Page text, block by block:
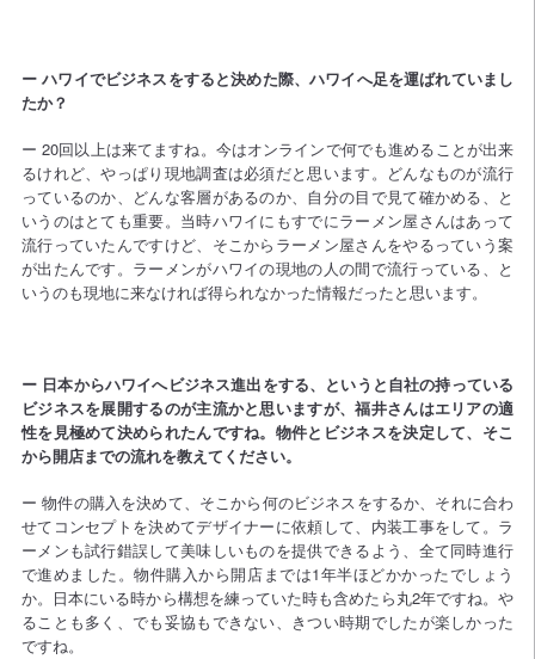
ー ハワイでビジネスをすると決めた際、ハワイへ足を運ばれていまし
たか？
ー 20回以上は来てますね。今はオンラインで何でも進めることが出来
るけれど、やっぱり現地調査は必須だと思います。どんなものが流行
っているのか、どんな客層があるのか、自分の目で見て確かめる、と
いうのはとても重要。当時ハワイにもすでにラーメン屋さんはあって
流行っていたんですけど、そこからラーメン屋さんをやるっていう案
が出たんです。ラーメンがハワイの現地の人の間で流行っている、と
いうのも現地に来なければ得られなかった情報だったと思います。
ー 日本からハワイへビジネス進出をする、というと自社の持っている
ビジネスを展開するのが主流かと思いますが、福井さんはエリアの適
性を見極めて決められたんですね。物件とビジネスを決定して、そこ
から開店までの流れを教えてください。
ー 物件の購入を決めて、そこから何のビジネスをするか、それに合わ
せてコンセプトを決めてデザイナーに依頼して、内装工事をして。ラ
ーメンも試行錯誤して美味しいものを提供できるよう、全て同時進行
で進めました。物件購入から開店までは1年半ほどかかったでしょう
か。日本にいる時から構想を練っていた時も含めたら丸2年ですね。や
ることも多く、でも妥協もできない、きつい時期でしたが楽しかった
ですね。